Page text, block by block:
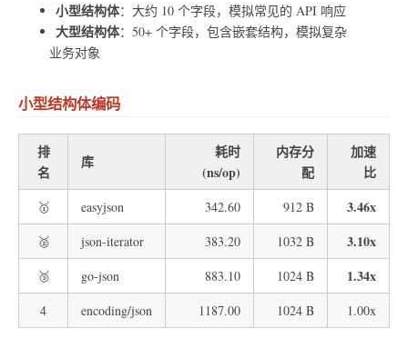
小型结构体：大约 10 个字段，模拟常见的 API 响应
大型结构体：50+ 个字段，包含嵌套结构，模拟复杂
业务对象
小型结构体编码
排
名
库
耗时
(ns/op)
内存分
配
加速
比
🥇 easyjson 342.60 912 B 3.46x
🥈 json-iterator 383.20 1032 B 3.10x
🥉 go-json 883.10 1024 B 1.34x
4 encoding/json 1187.00 1024 B 1.00x